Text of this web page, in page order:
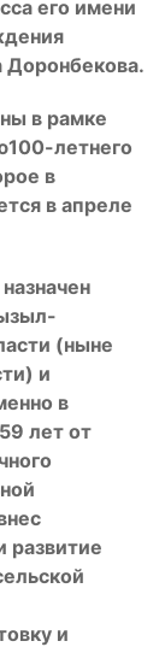
его имени
Доронбекова.
в рамке
летнего
в
в апреле
(ныне
и
в
лет от
развитие
и